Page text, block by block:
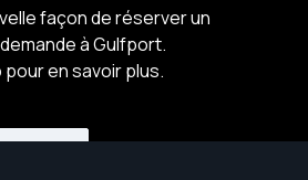
façon de réserver un
à Gulfport.
en savoir plus.